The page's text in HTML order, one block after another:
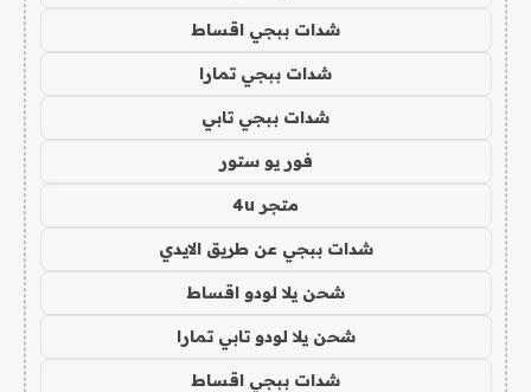
شدات ببجي اقساط
شدات ببجي تمارا
شدات ببجي تابي
فور يو ستور
متجر 4u
شدات ببجي عن طريق الايدي
شحن يلا لودو اقساط
شحن يلا لودو تابي تمارا
شدات ببجي اقساط